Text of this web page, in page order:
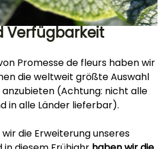
Verfügbarkeit
Promesse de fleurs haben wir
die weltweit größte Auswahl
(Achtung: nicht alle
in alle Länder lieferbar).
die Erweiterung unseres